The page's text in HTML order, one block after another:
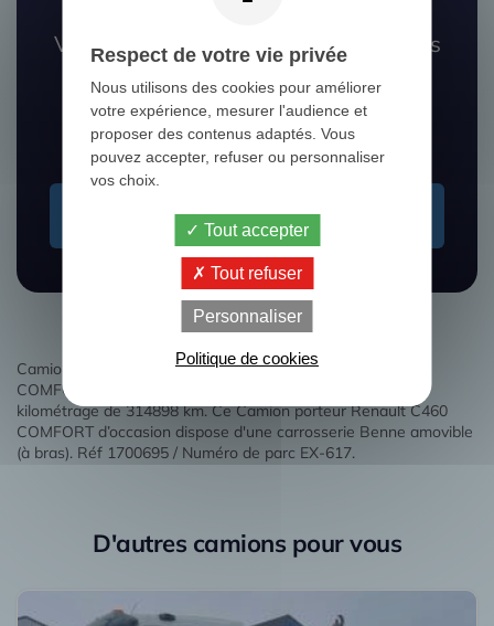
Vous ne trouvez pas le camion que vous
recherchez ?
Nos experts vous aident à le dénicher
Je recherche un camion
Camion porteur Benne amovible (à bras) Renault C460
COMFORT mis en service le 28/05/2018 comptabilise un
kilométrage de 314898 km. Ce Camion porteur Renault C460
COMFORT d’occasion dispose d'une carrosserie Benne amovible
(à bras). Réf 1700695 / Numéro de parc EX-617.
D'autres camions pour vous
Respect de votre vie privée
Nous utilisons des cookies pour améliorer
votre expérience, mesurer l'audience et
proposer des contenus adaptés. Vous
pouvez accepter, refuser ou personnaliser
vos choix.
Tout accepter
Tout refuser
Personnaliser
Politique de cookies